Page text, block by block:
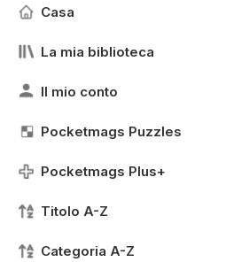
Casa
La mia biblioteca
Il mio conto
Pocketmags Puzzles
Pocketmags Plus+
Titolo A-Z
Categoria A-Z